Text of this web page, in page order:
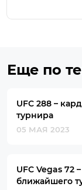
Еще по
UFC 288 –
турнира
05 МАЯ 2023
UFC Vegas 72
ближайшего